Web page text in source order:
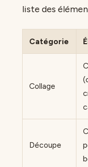
liste des
Catégorie
Collage
Découpe